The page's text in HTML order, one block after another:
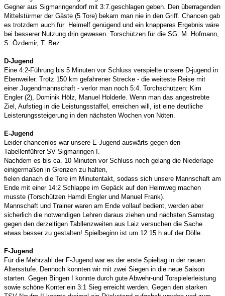
Gegner aus Sigmaringendorf mit 3:7.geschlagen geben. Den überragenden
Mittelstürmer der Gäste (5 Tore) bekam man nie in den Griff. Chancen gab
es trotzdem auch für Heimelf genügend und ein knapperes Ergebnis wäre
bei besserer Nutzung drin gewesen. Torschützen für die SG: M. Hofmann,
S. Özdemir, T. Bez
D-Jugend
Eine 4:2-Führung bis 5 Minuten vor Schluss verspielte unsere D-jugend in
Ebenweiler. Trotz 150 km gefahrener Strecke - die weiteste Reise mit
einer Jugendmannschaft - verlor man noch 5:4. Torchschützen: Kim
Engler (2), Dominik Hölz, Manuel Holderle. Wenn man das angestrebte
Ziel, Aufstieg in die Leistungsstaffel, erreichen will, ist eine deutliche
Leisterungssteigerung in den nächsten Wochen von Nöten.
E-Jugend
Leider chancenlos war unsere E-Jugend auswärts gegen den
Tabellenführer SV Sigmaringen I.
Nachdem es bis ca. 10 Minuten vor Schluss noch gelang die Niederlage
einigermaßen in Grenzen zu halten,
fielen danach die Tore im Minutentakt, sodass sich unsere Mannschaft am
Ende mit einer 14:2 Schlappe im Gepäck auf den Heimweg machen
musste (Torschützen Hamdi Engler und Manuel Frank).
Mannschaft und Trainer waren am Ende vollauf bedient, werden aber
sicherlich die notwendigen Lehren daraus ziehen und nächsten Samstag
gegen den derzeitigen Tabllenzweiten aus Laiz versuchen die Sache
etwas besser zu gestalten! Spielbeginn ist um 12.15 h auf der Dölle.
F-Jugend
Für die Mehrzahl der F-Jugend war es der erste Spieltag in der neuen
Altersstufe. Dennoch konnten wir mit zwei Siegen in die neue Saison
starten. Gegen Bingen I konnte durch gute Abwehr-und Torspielerleistung
sowie schöne Konter ein 3:1 Sieg erreicht werden. Gegen den starken